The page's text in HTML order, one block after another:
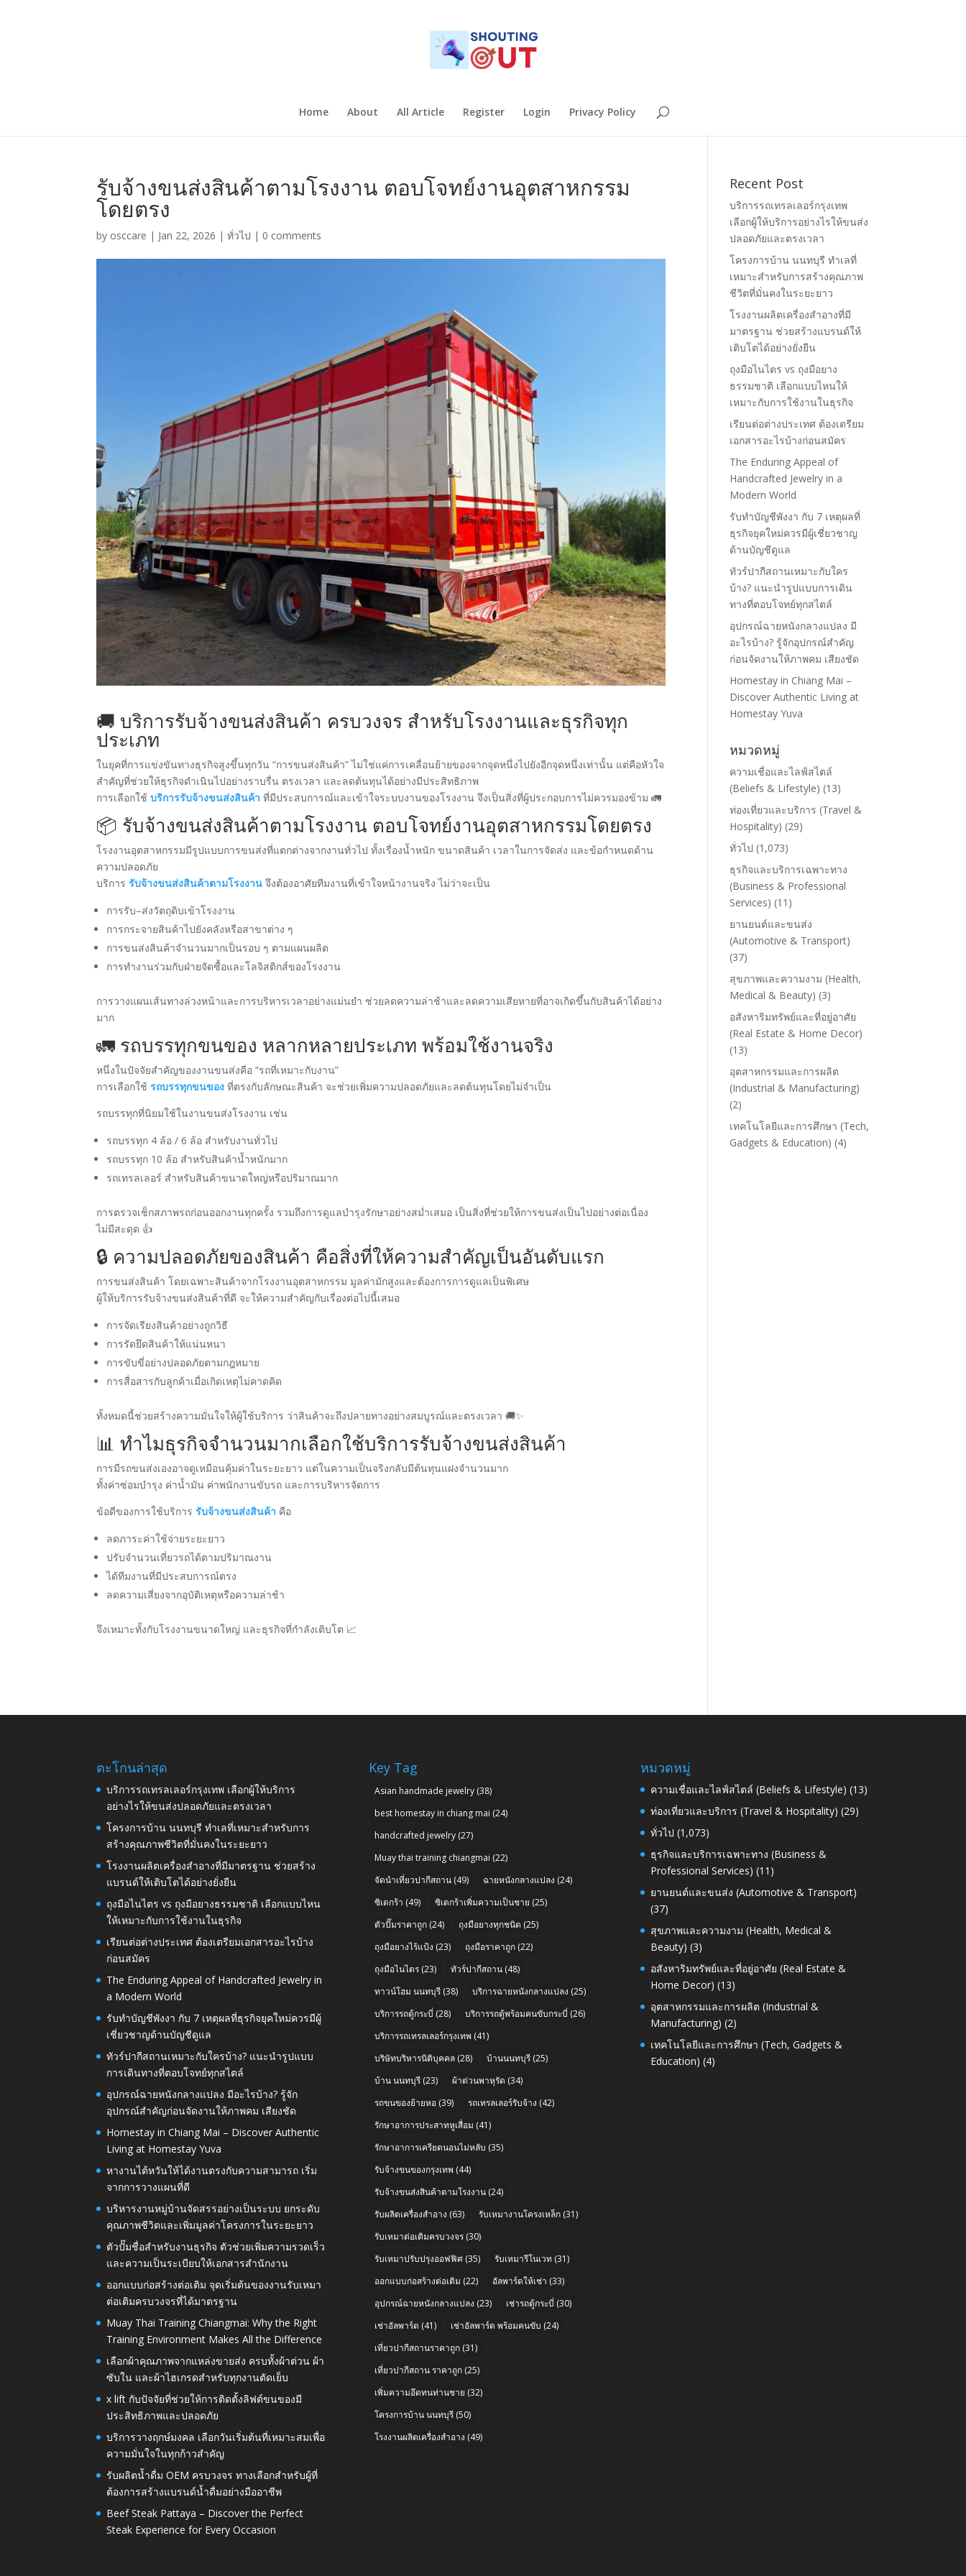
Home About All Article Register Login Privacy Policy
รับจ้างขนส่งสินค้าตามโรงงาน ตอบโจทย์งานอุตสาหกรรม
โดยตรง
by osccare | Jan 22, 2026 |ทั่วไป | 0 comments
🚚 บริการรับจ้างขนส่งสินค้า ครบวงจร สำหรับโรงงานและธุรกิจทุก
ประเภท
ในยุคที่การแข่งขันทางธุรกิจสูงขึ้นทุกวัน “การขนส่งสินค้า” ไม่ใช่แค่การเคลื่อนย้ายของจากจุดหนึ่งไปยังอีกจุดหนึ่งเท่านั้น แต่คือหัวใจ
สำคัญที่ช่วยให้ธุรกิจดำเนินไปอย่างราบรื่น ตรงเวลา และลดต้นทุนได้อย่างมีประสิทธิภาพ
การเลือกใช้บริการรับจ้างขนส่งสินค้า ที่มีประสบการณ์และเข้าใจระบบงานของโรงงาน จึงเป็นสิ่งที่ผู้ประกอบการไม่ควรมองข้าม 🚛
📦 รับจ้างขนส่งสินค้าตามโรงงาน ตอบโจทย์งานอุตสาหกรรมโดยตรง
โรงงานอุตสาหกรรมมีรูปแบบการขนส่งที่แตกต่างจากงานทั่วไป ทั้งเรื่องน้ำหนัก ขนาดสินค้า เวลาในการจัดส่ง และข้อกำหนดด้าน
ความปลอดภัย
บริการรับจ้างขนส่งสินค้าตามโรงงาน จึงต้องอาศัยทีมงานที่เข้าใจหน้างานจริง ไม่ว่าจะเป็น
การรับ–ส่งวัตถุดิบเข้าโรงงาน
การกระจายสินค้าไปยังคลังหรือสาขาต่าง ๆ
การขนส่งสินค้าจำนวนมากเป็นรอบ ๆ ตามแผนผลิต
การทำงานร่วมกับฝ่ายจัดซื้อและโลจิสติกส์ของโรงงาน
การวางแผนเส้นทางล่วงหน้าและการบริหารเวลาอย่างแม่นยำ ช่วยลดความล่าช้าและลดความเสียหายที่อาจเกิดขึ้นกับสินค้าได้อย่าง
มาก
🚛 รถบรรทุกขนของ หลากหลายประเภท พร้อมใช้งานจริง
หนึ่งในปัจจัยสำคัญของงานขนส่งคือ “รถที่เหมาะกับงาน”
การเลือกใช้รถบรรทุกขนของ ที่ตรงกับลักษณะสินค้า จะช่วยเพิ่มความปลอดภัยและลดต้นทุนโดยไม่จำเป็น
รถบรรทุกที่นิยมใช้ในงานขนส่งโรงงาน เช่น
รถบรรทุก 4 ล้อ / 6 ล้อ สำหรับงานทั่วไป
รถบรรทุก 10 ล้อ สำหรับสินค้าน้ำหนักมาก
รถเทรลเลอร์ สำหรับสินค้าขนาดใหญ่หรือปริมาณมาก
การตรวจเช็กสภาพรถก่อนออกงานทุกครั้ง รวมถึงการดูแลบำรุงรักษาอย่างสม่ำเสมอ เป็นสิ่งที่ช่วยให้การขนส่งเป็นไปอย่างต่อเนื่อง
ไม่มีสะดุด 👍
🔒 ความปลอดภัยของสินค้า คือสิ่งที่ให้ความสำคัญเป็นอันดับแรก
การขนส่งสินค้า โดยเฉพาะสินค้าจากโรงงานอุตสาหกรรม มูลค่ามักสูงและต้องการการดูแลเป็นพิเศษ
ผู้ให้บริการรับจ้างขนส่งสินค้าที่ดี จะให้ความสำคัญกับเรื่องต่อไปนี้เสมอ
การจัดเรียงสินค้าอย่างถูกวิธี
การรัดยึดสินค้าให้แน่นหนา
การขับขี่อย่างปลอดภัยตามกฎหมาย
การสื่อสารกับลูกค้าเมื่อเกิดเหตุไม่คาดคิด
ทั้งหมดนี้ช่วยสร้างความมั่นใจให้ผู้ใช้บริการ ว่าสินค้าจะถึงปลายทางอย่างสมบูรณ์และตรงเวลา 🚚✨
📊 ทำไมธุรกิจจำนวนมากเลือกใช้บริการรับจ้างขนส่งสินค้า
การมีรถขนส่งเองอาจดูเหมือนคุ้มค่าในระยะยาว แต่ในความเป็นจริงกลับมีต้นทุนแฝงจำนวนมาก
ทั้งค่าซ่อมบำรุง ค่าน้ำมัน ค่าพนักงานขับรถ และการบริหารจัดการ
ข้อดีของการใช้บริการรับจ้างขนส่งสินค้า คือ
ลดภาระค่าใช้จ่ายระยะยาว
ปรับจำนวนเที่ยวรถได้ตามปริมาณงาน
ได้ทีมงานที่มีประสบการณ์ตรง
ลดความเสี่ยงจากอุบัติเหตุหรือความล่าช้า
จึงเหมาะทั้งกับโรงงานขนาดใหญ่ และธุรกิจที่กำลังเติบโต 📈
Recent Post
บริการรถเทรลเลอร์กรุงเทพ
เลือกผู้ให้บริการอย่างไรให้ขนส่ง
ปลอดภัยและตรงเวลา
โครงการบ้าน นนทบุรี ทำเลที่
เหมาะสำหรับการสร้างคุณภาพ
ชีวิตที่มั่นคงในระยะยาว
โรงงานผลิตเครื่องสำอางที่มี
มาตรฐาน ช่วยสร้างแบรนด์ให้
เติบโตได้อย่างยั่งยืน
ถุงมือไนไตร vs ถุงมือยาง
ธรรมชาติ เลือกแบบไหนให้
เหมาะกับการใช้งานในธุรกิจ
เรียนต่อต่างประเทศ ต้องเตรียม
เอกสารอะไรบ้างก่อนสมัคร
The Enduring Appeal of
Handcrafted Jewelry in a
Modern World
รับทำบัญชีพังงา กับ 7 เหตุผลที่
ธุรกิจยุคใหม่ควรมีผู้เชี่ยวชาญ
ด้านบัญชีดูแล
ทัวร์ปากีสถานเหมาะกับใคร
บ้าง? แนะนำรูปแบบการเดิน
ทางที่ตอบโจทย์ทุกสไตล์
อุปกรณ์ฉายหนังกลางแปลง มี
อะไรบ้าง? รู้จักอุปกรณ์สำคัญ
ก่อนจัดงานให้ภาพคม เสียงชัด
Homestay in Chiang Mai –
Discover Authentic Living at
Homestay Yuva
หมวดหมู่
ความเชื่อและไลฟ์สไตล์
(Beliefs & Lifestyle) (13)
ท่องเที่ยวและบริการ (Travel &
Hospitality) (29)
ทั่วไป (1,073)
ธุรกิจและบริการเฉพาะทาง
(Business & Professional
Services) (11)
ยานยนต์และขนส่ง
(Automotive & Transport)
(37)
สุขภาพและความงาม (Health,
Medical & Beauty) (3)
อสังหาริมทรัพย์และที่อยู่อาศัย
(Real Estate & Home Decor)
(13)
อุตสาหกรรมและการผลิต
(Industrial & Manufacturing)
(2)
เทคโนโลยีและการศึกษา (Tech,
Gadgets & Education) (4)
ตะโกนล่าสุด
บริการรถเทรลเลอร์กรุงเทพ เลือกผู้ให้บริการ
อย่างไรให้ขนส่งปลอดภัยและตรงเวลา
โครงการบ้าน นนทบุรี ทำเลที่เหมาะสำหรับการ
สร้างคุณภาพชีวิตที่มั่นคงในระยะยาว
โรงงานผลิตเครื่องสำอางที่มีมาตรฐาน ช่วยสร้าง
แบรนด์ให้เติบโตได้อย่างยั่งยืน
ถุงมือไนไตร vs ถุงมือยางธรรมชาติ เลือกแบบไหน
ให้เหมาะกับการใช้งานในธุรกิจ
เรียนต่อต่างประเทศ ต้องเตรียมเอกสารอะไรบ้าง
ก่อนสมัคร
The Enduring Appeal of Handcrafted Jewelry in
a Modern World
รับทำบัญชีพังงา กับ 7 เหตุผลที่ธุรกิจยุคใหม่ควรมีผู้
เชี่ยวชาญด้านบัญชีดูแล
ทัวร์ปากีสถานเหมาะกับใครบ้าง? แนะนำรูปแบบ
การเดินทางที่ตอบโจทย์ทุกสไตล์
อุปกรณ์ฉายหนังกลางแปลง มีอะไรบ้าง? รู้จัก
อุปกรณ์สำคัญก่อนจัดงานให้ภาพคม เสียงชัด
Homestay in Chiang Mai – Discover Authentic
Living at Homestay Yuva
หางานไต้หวันให้ได้งานตรงกับความสามารถ เริ่ม
จากการวางแผนที่ดี
บริหารงานหมู่บ้านจัดสรรอย่างเป็นระบบ ยกระดับ
คุณภาพชีวิตและเพิ่มมูลค่าโครงการในระยะยาว
ตัวปั๊มชื่อสำหรับงานธุรกิจ ตัวช่วยเพิ่มความรวดเร็ว
และความเป็นระเบียบให้เอกสารสำนักงาน
ออกแบบก่อสร้างต่อเติม จุดเริ่มต้นของงานรับเหมา
ต่อเติมครบวงจรที่ได้มาตรฐาน
Muay Thai Training Chiangmai: Why the Right
Training Environment Makes All the Difference
เลือกผ้าคุณภาพจากแหล่งขายส่ง ครบทั้งผ้าต่วน ผ้า
ซับใน และผ้าไฮเกรดสำหรับทุกงานตัดเย็บ
x lift กับปัจจัยที่ช่วยให้การติดตั้งลิฟต์ขนของมี
ประสิทธิภาพและปลอดภัย
บริการวางฤกษ์มงคล เลือกวันเริ่มต้นที่เหมาะสมเพื่อ
ความมั่นใจในทุกก้าวสำคัญ
รับผลิตน้ำดื่ม OEM ครบวงจร ทางเลือกสำหรับผู้ที่
ต้องการสร้างแบรนด์น้ำดื่มอย่างมืออาชีพ
Beef Steak Pattaya – Discover the Perfect
Steak Experience for Every Occasion
Key Tag
Asian handmade jewelry(38)
best homestay in chiang mai (24)
handcrafted jewelry(27)
Muay thai training chiangmai (22)
จัดนำเที่ยวปากีสถาน(49) ฉายหนังกลางแปลง (24)
ซิเดกร้า (49) ซิเดกร้าเพิ่มความเป็นชาย (25)
ตัวปั๊มราคาถูก(24) ถุงมือยางทุกชนิด (25)
ถุงมือยางไร้แป้ง (23) ถุงมือราคาถูก(22)
ถุงมือไนไตร(23) ทัวร์ปากีสถาน(48)
ทาวน์โฮม นนทบุรี(38) บริการฉายหนังกลางแปลง (25)
บริการรถตู้กระบี่ (28) บริการรถตู้พร้อมคนขับกระบี่ (26)
บริการรถเทรลเลอร์กรุงเทพ (41)
บริษัทบริหารนิติบุคคล(28) บ้านนนทบุรี(25)
บ้าน นนทบุรี(23) ผ้าต่วนพาหุรัด (34)
รถขนของย้ายหอ(39) รถเทรลเลอร์รับจ้าง (42)
รักษาอาการประสาทหูเสื่อม (41)
รักษาอาการเครียดนอนไม่หลับ (35)
รับจ้างขนของกรุงเทพ (44)
รับจ้างขนส่งสินค้าตามโรงงาน(24)
รับผลิตเครื่องสำอาง (63) รับเหมางานโครงเหล็ก(31)
รับเหมาต่อเติมครบวงจร(30)
รับเหมาปรับปรุงออฟฟิศ(35) รับเหมารีโนเวท (31)
ออกแบบก่อสร้างต่อเติม (22) อัลพาร์ดให้เช่า (33)
อุปกรณ์ฉายหนังกลางแปลง (23) เช่ารถตู้กระบี่ (30)
เช่าอัลพาร์ด (41) เช่าอัลพาร์ด พร้อมคนขับ (24)
เที่ยวปากีสถานราคาถูก(31)
เที่ยวปากีสถาน ราคาถูก(25)
เพิ่มความอึดทนท่านชาย (32)
โครงการบ้าน นนทบุรี(50)
โรงงานผลิตเครื่องสำอาง (49)
หมวดหมู่
ความเชื่อและไลฟ์สไตล์ (Beliefs & Lifestyle) (13)
ท่องเที่ยวและบริการ (Travel & Hospitality) (29)
ทั่วไป (1,073)
ธุรกิจและบริการเฉพาะทาง (Business &
Professional Services) (11)
ยานยนต์และขนส่ง (Automotive & Transport)
(37)
สุขภาพและความงาม (Health, Medical &
Beauty) (3)
อสังหาริมทรัพย์และที่อยู่อาศัย (Real Estate &
Home Decor) (13)
อุตสาหกรรมและการผลิต (Industrial &
Manufacturing) (2)
เทคโนโลยีและการศึกษา (Tech, Gadgets &
Education) (4)